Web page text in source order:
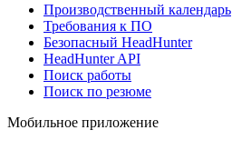
Производственный календарь
Требования к ПО
Безопасный HeadHunter
HeadHunter API
Поиск работы
Поиск по резюме
Мобильное приложение